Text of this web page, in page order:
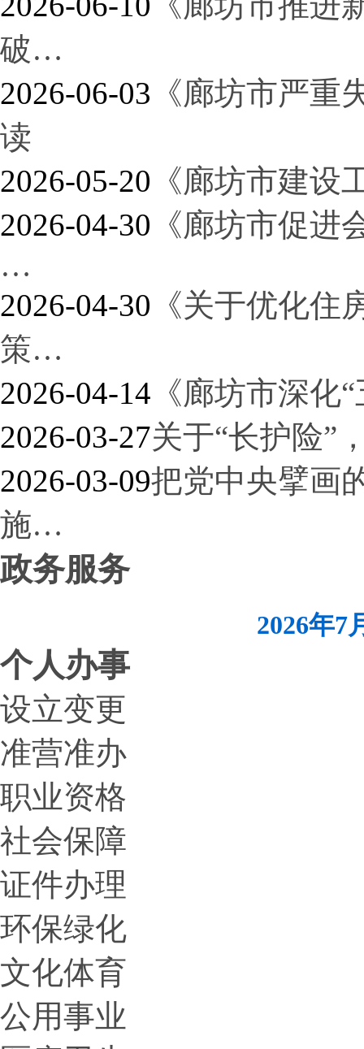
破…
2026-06-03 《廊坊市严
读
2026-05-20 《廊坊市建
2026-04-30 《廊坊市促
…
2026-04-30 《关于优化住
策…
2026-04-14 《廊坊市深
2026-03-27关于“长护险”
2026-03-09把党中央擘画
施…
政务服务
2026年7
个人办事
设立变更
准营准办
职业资格
社会保障
证件办理
环保绿化
文化体育
公用事业